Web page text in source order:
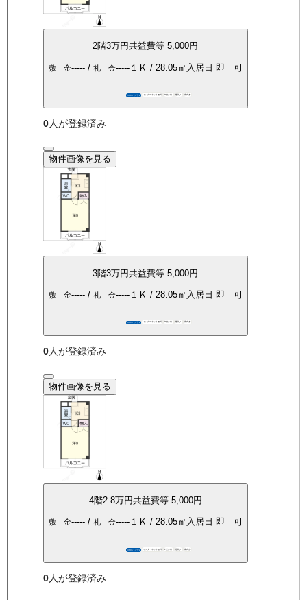
2階3万円共益費等 5,000円
敷 金-----/ 礼 金-----１Ｋ / 28.05㎡ 入居日 即 可
360°パノラマ インターネット無料 P空き有 敷礼0 南向き
0人が登録済み
物件画像を見る
3階3万円共益費等 5,000円
敷 金-----/ 礼 金-----１Ｋ / 28.05㎡ 入居日 即 可
360°パノラマ インターネット無料 P空き有 敷礼0 南向き
0人が登録済み
物件画像を見る
4階2.8万円共益費等 5,000円
敷 金-----/ 礼 金-----１Ｋ / 28.05㎡ 入居日 即 可
360°パノラマ インターネット無料 P空き有 敷礼0 南向き
0人が登録済み